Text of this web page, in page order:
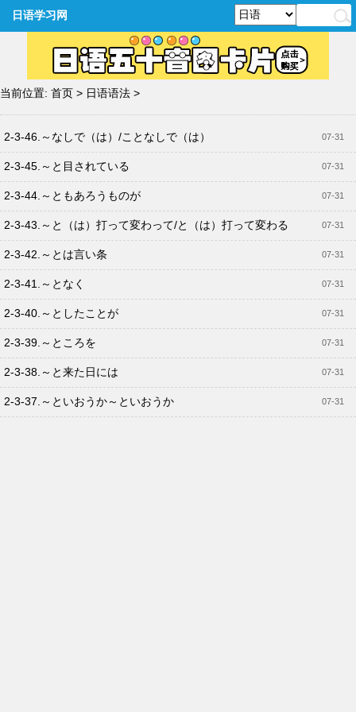
日语学习网
当前位置: 首页 > 日语语法 >
07-31
2-3-46.～なしで（は）/ことなしで（は）
07-31
2-3-45.～と目されている
07-31
2-3-44.～ともあろうものが
07-31
2-3-43.～と（は）打って変わって/と（は）打って変わる
07-31
2-3-42.～とは言い条
07-31
2-3-41.～となく
07-31
2-3-40.～としたことが
07-31
2-3-39.～ところを
07-31
2-3-38.～と来た日には
07-31
2-3-37.～といおうか～といおうか